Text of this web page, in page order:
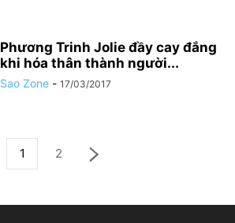
Phương Trinh Jolie đầy cay đắng
khi hóa thân thành người...
Sao Zone - 17/03/2017
1 2